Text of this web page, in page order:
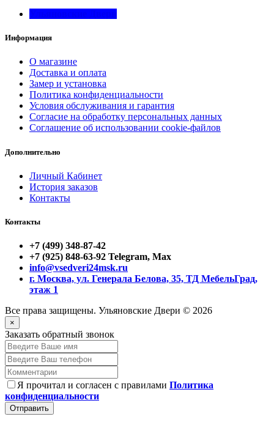
Информация
О магазине
Доставка и оплата
Замер и установка
Политика конфиденциальности
Условия обслуживания и гарантия
Согласие на обработку персональных данных
Соглашение об использовании cookie-файлов
Дополнительно
Личный Кабинет
История заказов
Контакты
Контакты
+7 (499) 348-87-42
+7 (925) 848-63-92 Telegram, Max
info@vsedveri24msk.ru
г. Москва, ул. Генерала Белова, 35, ТД МебельГрад,
этаж 1
Все права защищены. Ульяновские Двери © 2026
×
Заказать обратный звонок
Я прочитал и согласен с правилами Политика
конфиденциальности
Отправить